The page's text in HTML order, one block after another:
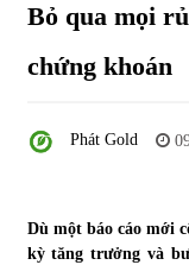
Top
Top
Tự
Bỏ qua mọi
chứng khoán
Phát Gold
Dù một báo cáo mới
kỳ tăng trưởng và